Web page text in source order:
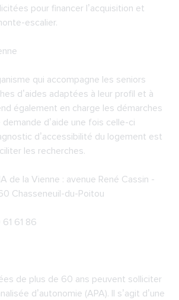
pour financer l’acquisition et
escalier.
qui accompagne les seniors
d’aides adaptées à leur profil et à
également en charge les démarches
d’aide une fois celle-ci
d’accessibilité du logement est
les recherches.
de la Vienne : avenue René Cassin -
Chasseneuil-du-Poitou
61 86
de plus de 60 ans peuvent solliciter
d’autonomie (APA). Il s’agit d’une